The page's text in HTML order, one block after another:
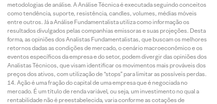
metodologias de análise. A Análise Técnica é executada seguindo conceitos
como tendência, suporte, resistência, candles, volumes, médias móveis
entre outros. Já a Análise Fundamentalista utiliza como informação os
resultados divulgados pelas companhias emissoras e suas projeções. Desta
forma, as opiniões dos Analistas Fundamentalistas, que buscam os melhores
retornos dadas as condições de mercado, o cenário macroeconômico e os
eventos específicos da empresa e do setor, podem divergir das opiniões dos
Analistas Técnicos, que visam identificar os movimentos mais prováveis dos
preços dos ativos, com utilização de “stops” para limitar as possíveis perdas.
Ação é uma fração do capital de uma empresa que é negociada no
mercado. É um título de renda variável, ou seja, um investimento no qual a
rentabilidade não é preestabelecida, varia conforme as cotações de